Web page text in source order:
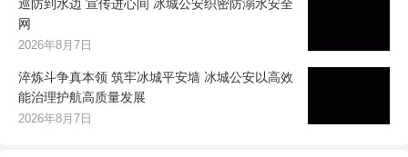
巡防到水边 宣传进心间 冰城公安织密防溺水安全
网
2026年8月7日
淬炼斗争真本领 筑牢冰城平安墙 冰城公安以高效
能治理护航高质量发展
2026年8月7日